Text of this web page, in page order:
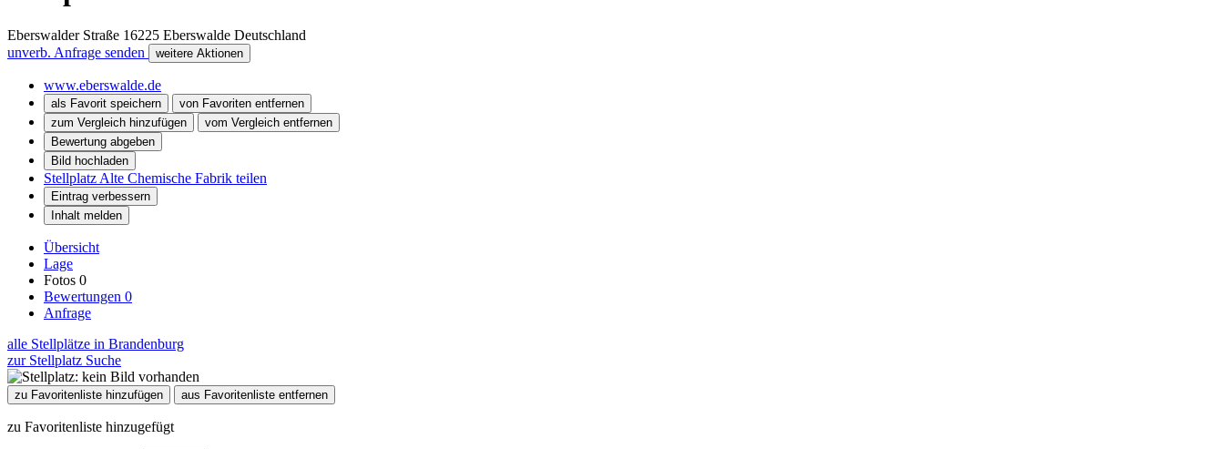
Eberswalder Straße 16225 Eberswalde Deutschland
unverb. Anfrage senden
weitere Aktionen
www.eberswalde.de
als Favorit speichern
von Favoriten entfernen
zum Vergleich hinzufügen
vom Vergleich entfernen
Bewertung abgeben
Bild hochladen
Stellplatz Alte Chemische Fabrik teilen
Eintrag verbessern
Inhalt melden
Übersicht
Lage
Fotos 0
Bewertungen 0
Anfrage
alle Stellplätze in Brandenburg
zur Stellplatz Suche
zu Favoritenliste hinzufügen aus Favoritenliste entfernen
zu Favoritenliste hinzugefügt